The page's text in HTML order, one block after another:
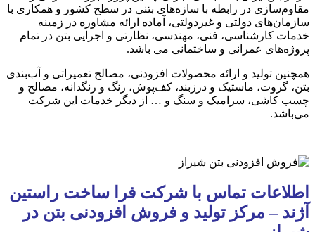
مقاوم‌سازی در رابطه با سازه‌های بتنی در سطح کشور و همکاری با
سازمان‌های دولتی و غیردولتی، آماده ارائه‌‌ مشاوره در زمینه
خدمات کارشناسی، فنی، مهندسی، نظارتی و اجرایی بتن در تمام
پروژ‌ه‌های عمرانی و ساختمانی می باشد.
همچنین تولید و ارائه محصولات افزودنی، مصالح تعمیراتی و آب‌بندی
بتن، گروت‌، ماستیک و درزبند، کف‌پوش، رنگ و رنگدانه، مصالح و
چسب کاشی، سرامیک و سنگ و … از دیگر خدمات این شرکت
می‌باشد.
اطلاعات تماس با شرکت فرا ساخت راستین
آژند – مرکز تولید و فروش افزودنی بتن در